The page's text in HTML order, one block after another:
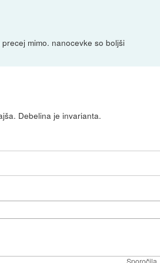
mimo. nanocevke so boljši
Debelina je invarianta.
Sporočila